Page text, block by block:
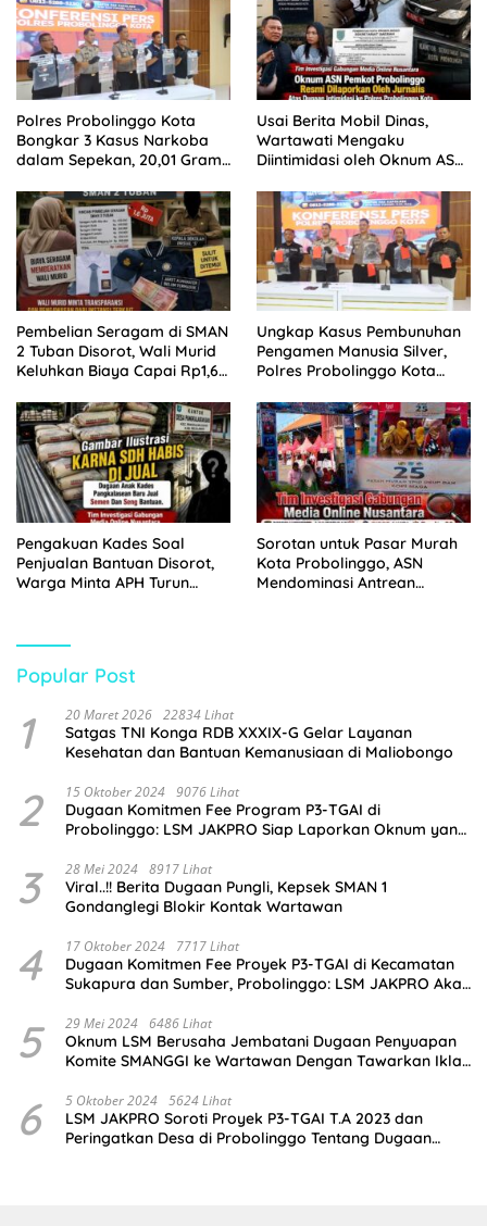
Polres Probolinggo Kota
Bongkar 3 Kasus Narkoba
dalam Sepekan, 20,01 Gram
Usai Berita Mobil Dinas,
Wartawati Mengaku
Diintimidasi oleh Oknum ASN
Tempuh Jalur Hukum
Pembelian Seragam di SMAN
2 Tuban Disorot, Wali Murid
Keluhkan Biaya Capai Rp1,6
Ungkap Kasus Pembunuhan
Pengamen Manusia Silver,
Polres Probolinggo Kota
Pengakuan Kades Soal
Penjualan Bantuan Disorot,
Warga Minta APH Turun
Sorotan untuk Pasar Murah
Kota Probolinggo, ASN
Mendominasi Antrean
Popular Post
1 20 Maret 2026 22834 Lihat
Satgas TNI Konga RDB XXXIX-G Gelar Layanan
Kesehatan dan Bantuan Kemanusiaan di Maliobongo
2 15 Oktober 2024 9076 Lihat
Dugaan Komitmen Fee Program P3-TGAI di
Probolinggo: LSM JAKPRO Siap Laporkan Oknum yang
3 28 Mei 2024 8917 Lihat
Viral..!! Berita Dugaan Pungli, Kepsek SMAN 1
Gondanglegi Blokir Kontak Wartawan
4 17 Oktober 2024 7717 Lihat
Dugaan Komitmen Fee Proyek P3-TGAI di Kecamatan
Sukapura dan Sumber, Probolinggo: LSM JAKPRO Akan
5 29 Mei 2024 6486 Lihat
Oknum LSM Berusaha Jembatani Dugaan Penyuapan
Komite SMANGGI ke Wartawan Dengan Tawarkan Iklan
6 5 Oktober 2024 5624 Lihat
LSM JAKPRO Soroti Proyek P3-TGAI T.A 2023 dan
Peringatkan Desa di Probolinggo Tentang Dugaan